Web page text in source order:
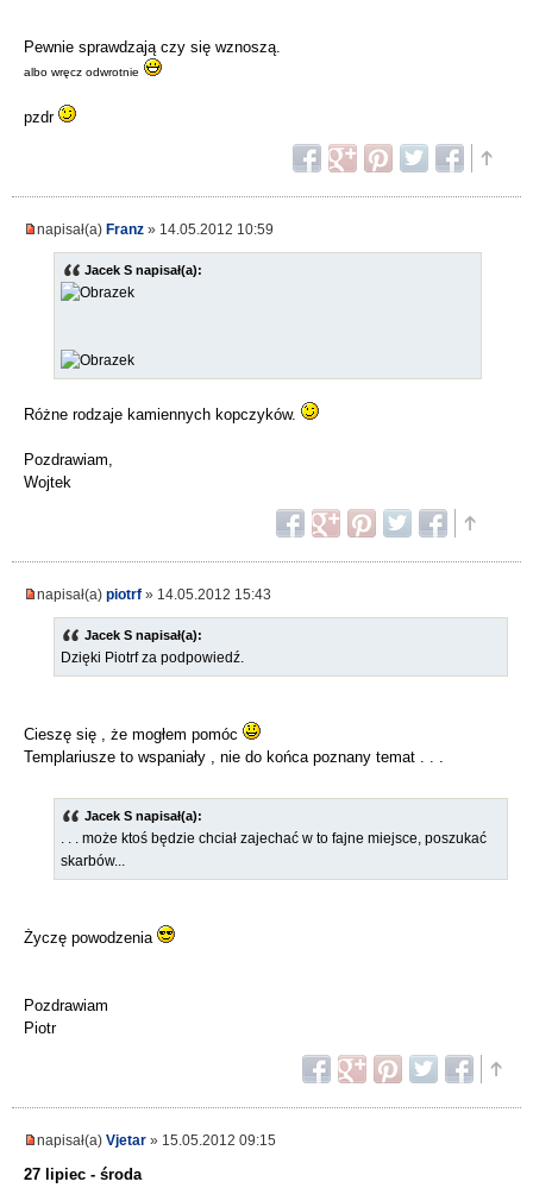
Pewnie sprawdzają czy się wznoszą.
albo wręcz odwrotnie
pzdr
napisał(a) Franz » 14.05.2012 10:59
Jacek S napisał(a):
Różne rodzaje kamiennych kopczyków.
Pozdrawiam,
Wojtek
napisał(a) piotrf » 14.05.2012 15:43
Jacek S napisał(a):
Dzięki Piotrf za podpowiedź.
Cieszę się , że mogłem pomóc
Templariusze to wspaniały , nie do końca poznany temat . . .
Jacek S napisał(a):
. . . może ktoś będzie chciał zajechać w to fajne miejsce, poszukać
skarbów...
Życzę powodzenia
Pozdrawiam
Piotr
napisał(a) Vjetar » 15.05.2012 09:15
27 lipiec - środa